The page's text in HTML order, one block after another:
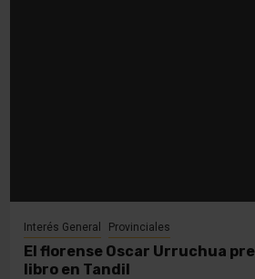
Interés General Provinciales
El florense Oscar Urruchua
libro en Tandil